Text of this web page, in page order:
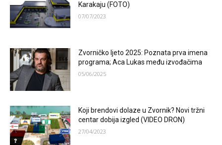
Karakaju (FOTO)
07/07/2023
Zvorničko ljeto 2025: Poznata prva imena
programa; Aca Lukas među izvođačima
05/06/2025
Koji brendovi dolaze u Zvornik? Novi tržni
centar dobija izgled (VIDEO DRON)
27/04/2023